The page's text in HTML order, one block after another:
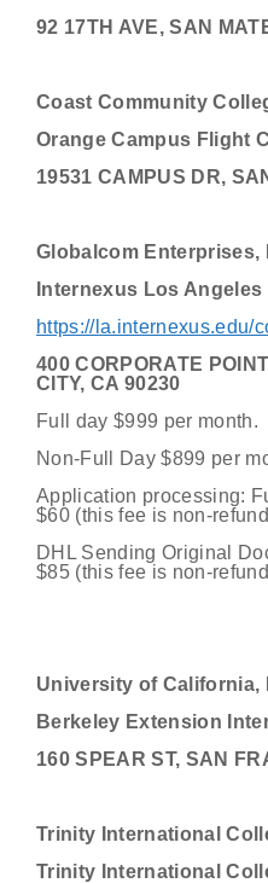
92 17TH AVE, SAN
Coast Community
Orange Campus Flight
19531 CAMPUS DR,
Globalcom Enterprises,
Internexus Los Angeles
https://la.internexus.edu/
400 CORPORATE
CITY, CA 90230
Full day $999 per month.
Non-Full Day $899 per
Application processing:
$60 (this fee is non-
DHL Sending Original
$85 (this fee is non-
University of California,
Berkeley Extension
160 SPEAR ST, SAN
Trinity International
Trinity International